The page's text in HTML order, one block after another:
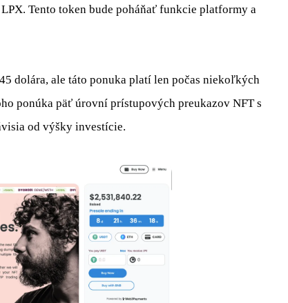
Tento token bude poháňať funkcie platformy a
dolára, ale táto ponuka platí len počas niekoľkých
ponúka päť úrovní prístupových preukazov NFT s
od výšky investície.